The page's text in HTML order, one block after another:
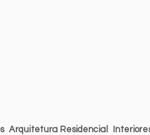
Arquitetura Residencial